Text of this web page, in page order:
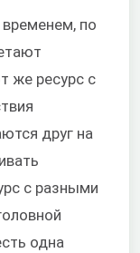
по
же ресурс с
друг на
с разными
одна